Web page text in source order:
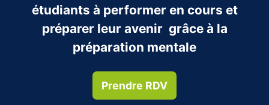
étudiants à performer en cours et
préparer leur avenir grâce à la
préparation mentale
Prendre RDV